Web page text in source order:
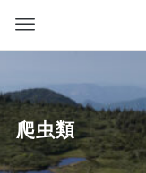
爬虫類